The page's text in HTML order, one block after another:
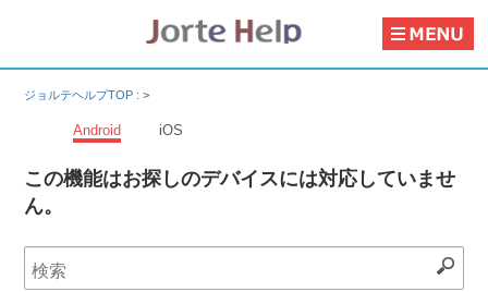
ジョルテヘルプTOP :>
Android iOS
この機能はお探しのデバイスには対応していませ
ん。